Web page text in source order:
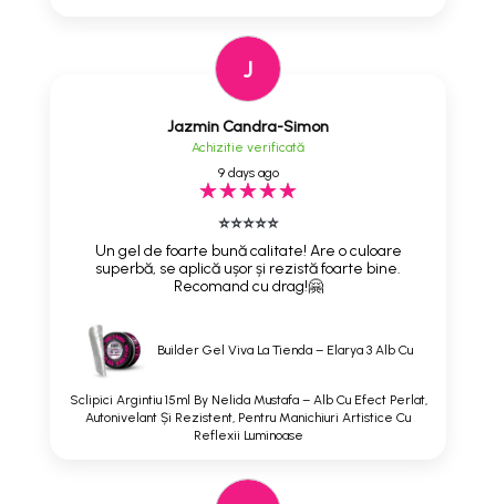
J
Jazmin Candra-Simon
Achizitie verificată
9 days ago
⭐⭐⭐⭐⭐
Un gel de foarte bună calitate! Are o culoare
superbă, se aplică ușor și rezistă foarte bine.
Recomand cu drag!🤗
Builder Gel Viva La Tienda – Elarya 3 Alb Cu
Sclipici Argintiu 15ml By Nelida Mustafa – Alb Cu Efect Perlat,
Autonivelant Și Rezistent, Pentru Manichiuri Artistice Cu
Reflexii Luminoase